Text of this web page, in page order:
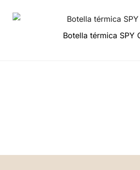
Botella térmica SPY